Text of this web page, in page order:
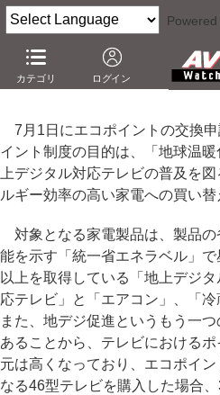
Powered
カテゴリ ログイン
【特別企画】“省エネテレビ”の星の意
－エコポイント対象製品を決めるのは
7月1日にエコポイントの交換
イント制度の目的は、「地球温
上デジタル対応テレビの普及を
ルギー効率の高い家電への買い替
対象となる家電製品は、製品の
能を示す「統一省エネラベル」で
以上を取得している「地上デジ
応テレビ」と「エアコン」、「冷
また、地デジ促進というもう一つ
あることから、テレビにおけるポ
元は高くなっており、エコポイン
なる46型テレビを購入した場合